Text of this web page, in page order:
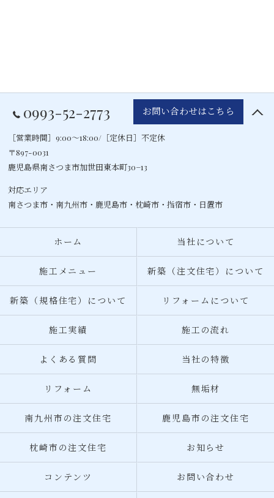
0993-52-2773 お問い合わせはこちら
［営業時間］9:00～18:00/［定休日］不定休
〒897-0031
鹿児島県南さつま市加世田東本町30−13
対応エリア
南さつま市・ 南九州市 ・ 鹿児島市 ・ 枕崎市 ・指宿市・日置市
ホーム 当社について
施工メニュー 新築（注文住宅）について
新築（規格住宅）について リフォームについて
施工実績 施工の流れ
よくある質問 当社の特徴
リフォーム 無垢材
南九州市の注文住宅 鹿児島市の注文住宅
枕崎市の注文住宅 お知らせ
コンテンツ お問い合わせ